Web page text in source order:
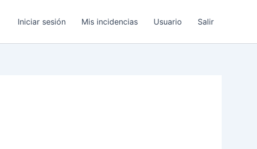
Iniciar sesión Mis incidencias Usuario Salir